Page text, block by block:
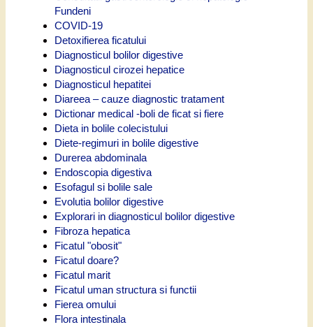
Fundeni
COVID-19
Detoxifierea ficatului
Diagnosticul bolilor digestive
Diagnosticul cirozei hepatice
Diagnosticul hepatitei
Diareea – cauze diagnostic tratament
Dictionar medical -boli de ficat si fiere
Dieta in bolile colecistului
Diete-regimuri in bolile digestive
Durerea abdominala
Endoscopia digestiva
Esofagul si bolile sale
Evolutia bolilor digestive
Explorari in diagnosticul bolilor digestive
Fibroza hepatica
Ficatul "obosit"
Ficatul doare?
Ficatul marit
Ficatul uman structura si functii
Fierea omului
Flora intestinala